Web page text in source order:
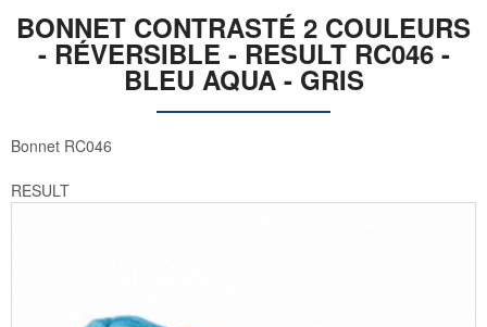
BONNET CONTRASTÉ 2 COULEURS
- RÉVERSIBLE - RESULT RC046 -
BLEU AQUA - GRIS
Bonnet RC046
RESULT